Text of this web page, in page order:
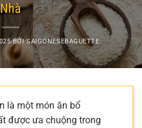
Nhà
BỞISAIGONESEBAGUETTE
là một món ăn bổ
được ưa chuộng trong